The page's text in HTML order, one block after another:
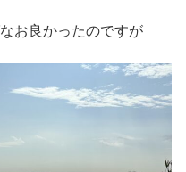
お良かったのですが